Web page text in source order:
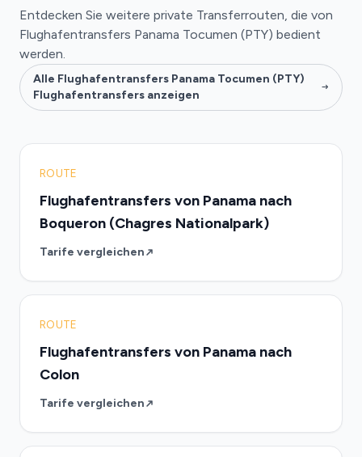
Entdecken Sie weitere private Transferrouten, die von
Flughafentransfers Panama Tocumen (PTY) bedient
werden.
Alle Flughafentransfers Panama Tocumen (PTY)
Flughafentransfers anzeigen
ROUTE
Flughafentransfers von Panama nach
Boqueron (Chagres Nationalpark)
Tarife vergleichen
ROUTE
Flughafentransfers von Panama nach
Colon
Tarife vergleichen